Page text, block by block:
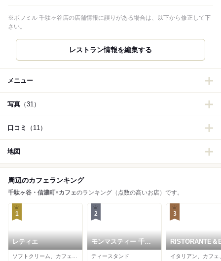
※ボフミル 千駄ヶ谷店の店舗情報に誤りがある場合は、以下から修正して下
さい。
メニュー
写真 （31）
口コミ （11）
地図
周辺のカフェランキング
千駄ヶ谷・信濃町×カフェのランキング（点数の高いお店）です。
1
レティエ
2
モンマスティー 千駄
ヶ谷店
ティースタンド
3
RISTORANTE＆
EVOLTA
イタリアン、カフェ